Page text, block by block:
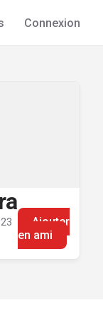
Connexion
Ajouter
en ami